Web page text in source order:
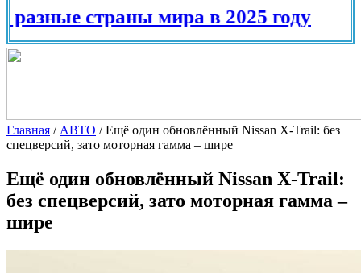
в 2025 году
Главная / АВТО /Ещё один обновлённый Nissan X-Trail: без
спецверсий, зато моторная гамма – шире
Ещё один обновлённый Nissan X-Trail:
без спецверсий, зато моторная гамма –
шире